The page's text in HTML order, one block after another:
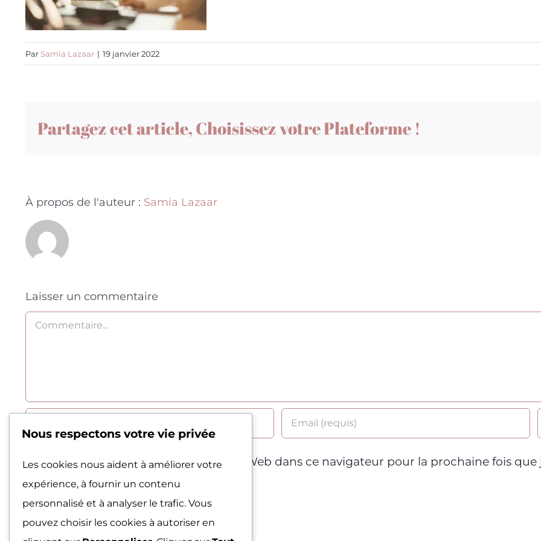
Par Samia Lazaar | 19 janvier 2022
Partagez cet article, Choisissez votre Plateforme !
À propos de l'auteur : Samia Lazaar
Laisser un commentaire
Commentaire
Enregistrez mon nom, e-mail et site Web dans ce navigateur pour la prochaine fois
Nous respectons votre vie privée
Les cookies nous aident à améliorer votre
expérience, à fournir un contenu
personnalisé et à analyser le trafic. Vous
pouvez choisir les cookies à autoriser en